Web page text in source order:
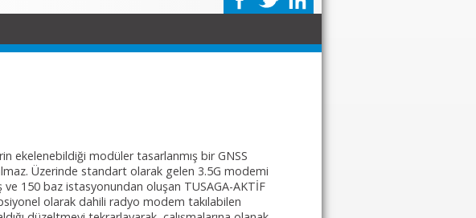
ekelenebildiği modüler tasarlanmış bir GNSS
Üzerinde standart olarak gelen 3.5G modemi
ve 150 baz istasyonundan oluşan TUSAGA-AKTİF
olarak dahili radyo modem takılabilen